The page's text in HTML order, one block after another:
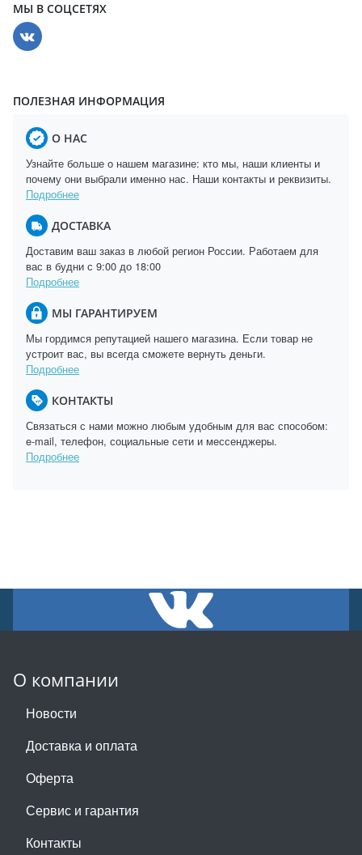
МЫ В СОЦСЕТЯХ
ПОЛЕЗНАЯ ИНФОРМАЦИЯ
О НАС
Узнайте больше о нашем магазине: кто мы, наши клиенты и
почему они выбрали именно нас. Наши контакты и реквизиты.
Подробнее
ДОСТАВКА
Доставим ваш заказ в любой регион России. Работаем для
вас в будни с 9:00 до 18:00
Подробнее
МЫ ГАРАНТИРУЕМ
Мы гордимся репутацией нашего магазина. Если товар не
устроит вас, вы всегда сможете вернуть деньги.
Подробнее
КОНТАКТЫ
Связаться с нами можно любым удобным для вас способом:
e-mail, телефон, социальные сети и мессенджеры.
Подробнее
О компании
Новости
Доставка и оплата
Оферта
Сервис и гарантия
Контакты